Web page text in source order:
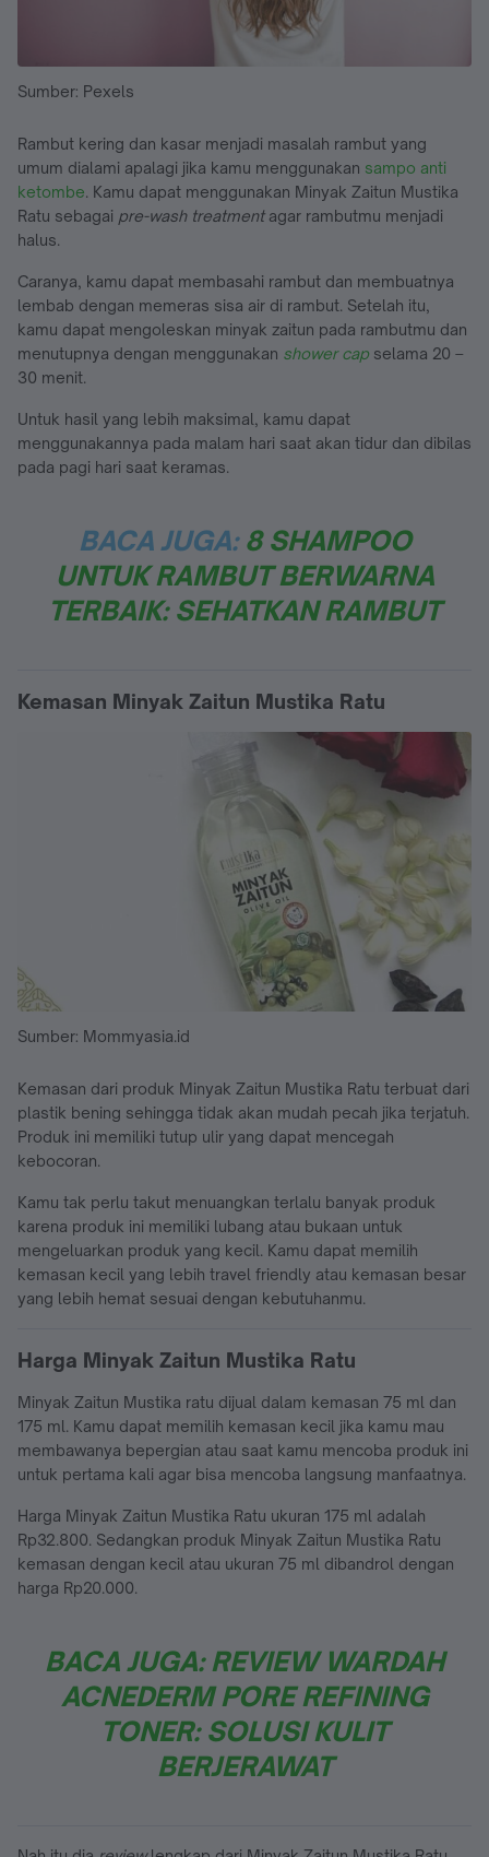
Sumber: Pexels
Rambut kering dan kasar menjadi masalah rambut yang
umum dialami apalagi jika kamu menggunakan sampo anti
ketombe. Kamu dapat menggunakan Minyak Zaitun Mustika
Ratu sebagai pre-wash treatment agar rambutmu menjadi
halus.
Caranya, kamu dapat membasahi rambut dan membuatnya
lembab dengan memeras sisa air di rambut. Setelah itu,
kamu dapat mengoleskan minyak zaitun pada rambutmu dan
menutupnya dengan menggunakan shower cap selama 20 –
30 menit.
Untuk hasil yang lebih maksimal, kamu dapat
menggunakannya pada malam hari saat akan tidur dan dibilas
pada pagi hari saat keramas.
BACA JUGA: 8 SHAMPOO
UNTUK RAMBUT BERWARNA
TERBAIK: SEHATKAN RAMBUT
Kemasan Minyak Zaitun Mustika Ratu
Sumber: Mommyasia.id
Kemasan dari produk Minyak Zaitun Mustika Ratu terbuat dari
plastik bening sehingga tidak akan mudah pecah jika terjatuh.
Produk ini memiliki tutup ulir yang dapat mencegah
kebocoran.
Kamu tak perlu takut menuangkan terlalu banyak produk
karena produk ini memiliki lubang atau bukaan untuk
mengeluarkan produk yang kecil. Kamu dapat memilih
kemasan kecil yang lebih travel friendly atau kemasan besar
yang lebih hemat sesuai dengan kebutuhanmu.
Harga Minyak Zaitun Mustika Ratu
Minyak Zaitun Mustika ratu dijual dalam kemasan 75 ml dan
175 ml. Kamu dapat memilih kemasan kecil jika kamu mau
membawanya bepergian atau saat kamu mencoba produk ini
untuk pertama kali agar bisa mencoba langsung manfaatnya.
Harga Minyak Zaitun Mustika Ratu ukuran 175 ml adalah
Rp32.800. Sedangkan produk Minyak Zaitun Mustika Ratu
kemasan dengan kecil atau ukuran 75 ml dibandrol dengan
harga Rp20.000.
BACA JUGA: REVIEW WARDAH
ACNEDERM PORE REFINING
TONER: SOLUSI KULIT
BERJERAWAT